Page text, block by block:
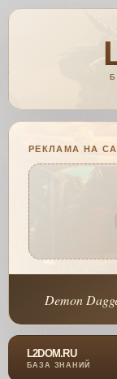
РЕКЛАМА НА
Demon
L2DOM.RU
БАЗА ЗНАНИЙ